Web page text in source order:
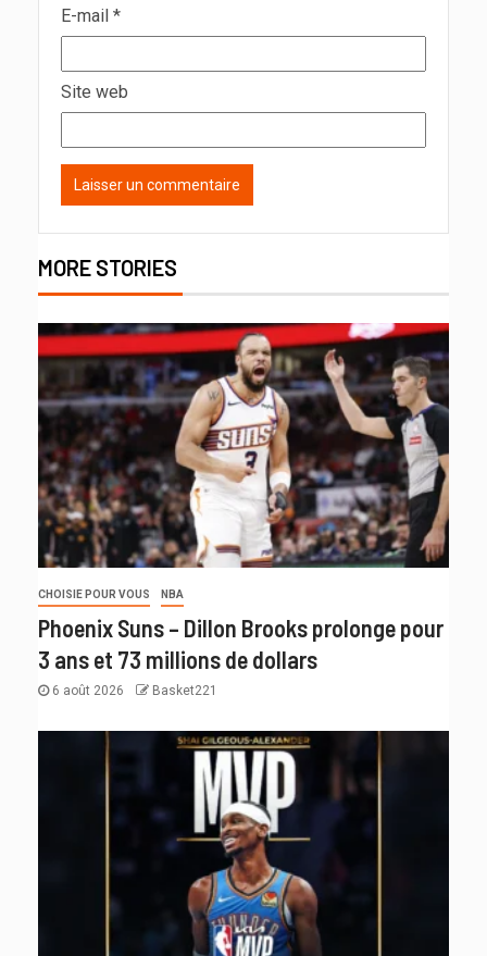
E-mail *
Site web
MORE STORIES
CHOISIE POUR VOUS NBA
Phoenix Suns – Dillon Brooks prolonge pour
3 ans et 73 millions de dollars
6 août 2026 Basket221